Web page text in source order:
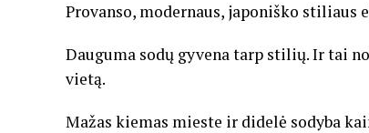
Provanso, modernaus, japoniško stiliaus
Dauguma sodų gyvena tarp stilių. Ir tai
vietą.
Mažas kiemas mieste ir didelė sodyba